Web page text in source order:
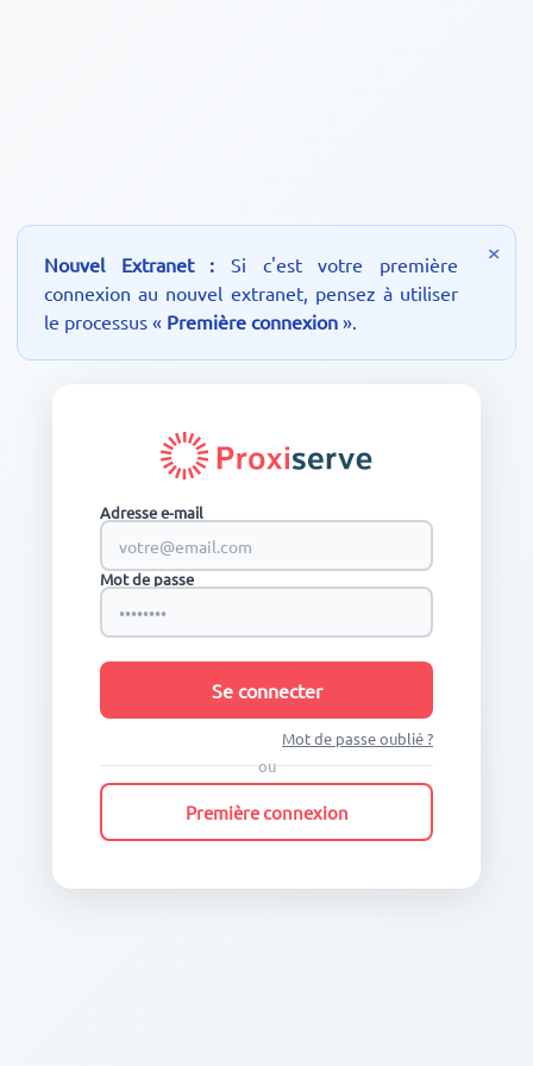
Nouvel Extranet : Si c'est votre première
connexion au nouvel extranet, pensez à utiliser
le processus « Première connexion ».
×
Adresse e-mail
Mot de passe
Se connecter
Mot de passe oublié ?
ou
Première connexion